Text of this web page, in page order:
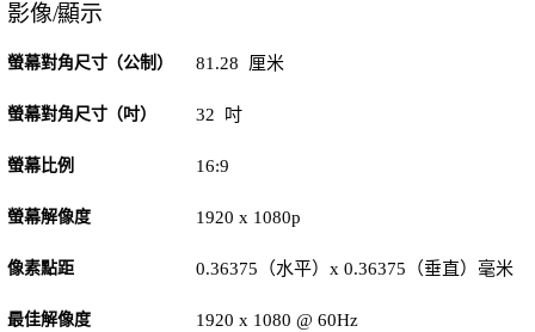
影像/顯示
螢幕對角尺寸（公制） 81.28 厘米
螢幕對角尺寸（吋） 32 吋
螢幕比例 16:9
螢幕解像度 1920 x 1080p
像素點距 0.36375（水平）x 0.36375（垂直）毫米
最佳解像度 1920 x 1080 @ 60Hz